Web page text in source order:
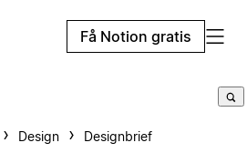
Få Notion gratis
Design Designbrief